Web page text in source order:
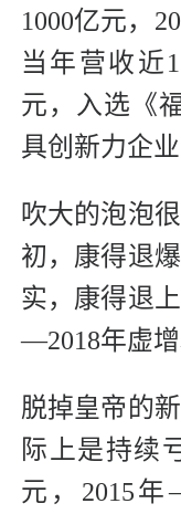
1000亿元，
当年营收近
元，入选《
具创新力企业
吹大的泡泡
初，康得退
实，康得退
—2018年虚增
脱掉皇帝的
际上是持续
元，2015年